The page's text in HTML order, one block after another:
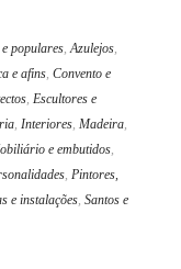
populares,Azulejos,
e afins, Convento e
, Escultores e
, Interiores, Madeira,
e embutidos,
, Pintores,
e instalações, Santos e